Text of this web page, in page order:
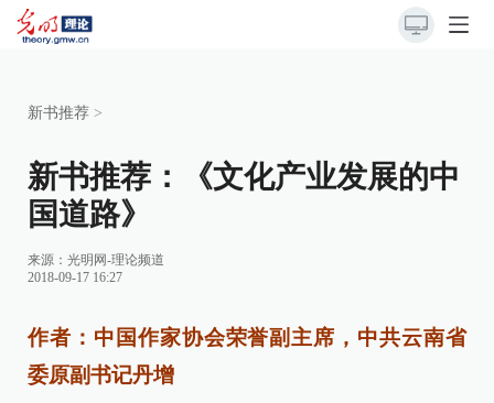
新书推荐 >
新书推荐：《文化产业发展的中
国道路》
来源： 光明网-理论频道
2018-09-17 16:27
作者： 中国作家协会荣誉副主席，中共云南省
委原副书记丹增